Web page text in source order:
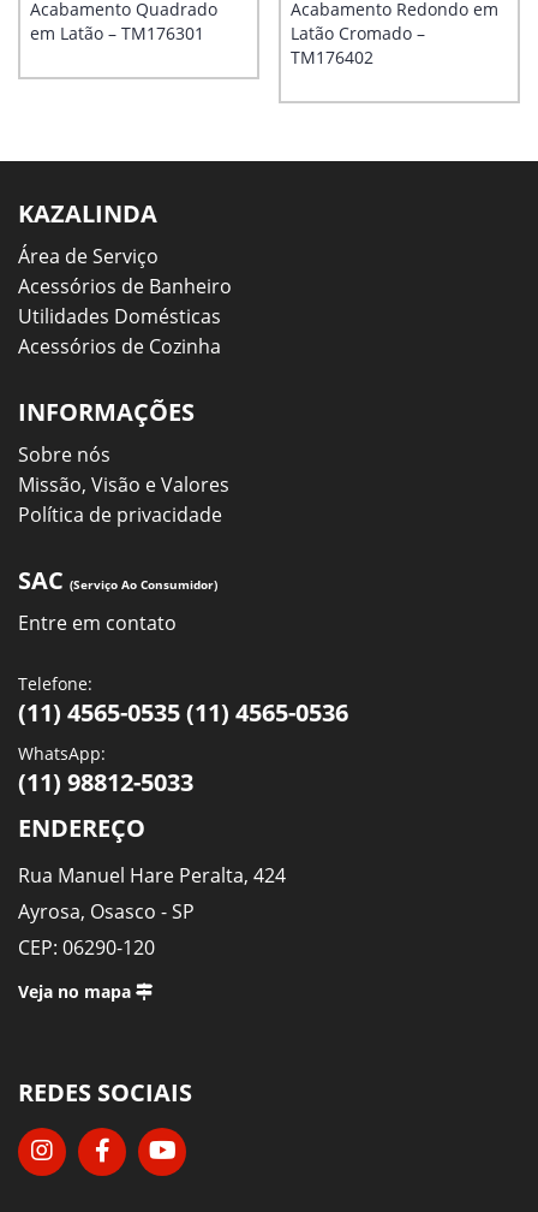
Acabamento Quadrado
em Latão – TM176301
Acabamento Redondo em
Latão Cromado –
TM176402
KAZALINDA
Área de Serviço
Acessórios de Banheiro
Utilidades Domésticas
Acessórios de Cozinha
INFORMAÇÕES
Sobre nós
Missão, Visão e Valores
Política de privacidade
SAC (Serviço Ao Consumidor)
Entre em contato
Telefone:
(11) 4565-0535 (11) 4565-0536
WhatsApp:
(11) 98812-5033
ENDEREÇO
Rua Manuel Hare Peralta, 424
Ayrosa, Osasco - SP
CEP: 06290-120
Veja no mapa
REDES SOCIAIS